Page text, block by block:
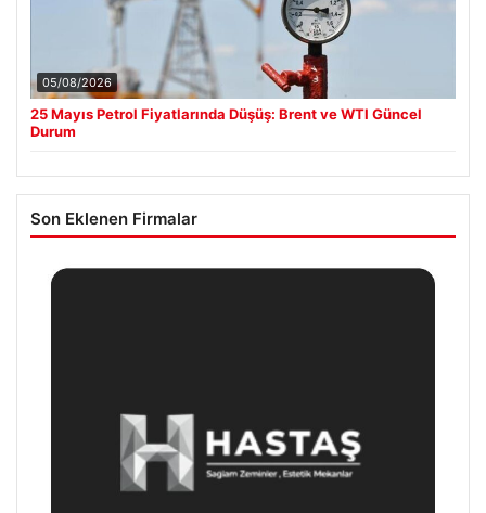
05/08/2026
25 Mayıs Petrol Fiyatlarında Düşüş: Brent ve WTI Güncel
Durum
Son Eklenen Firmalar